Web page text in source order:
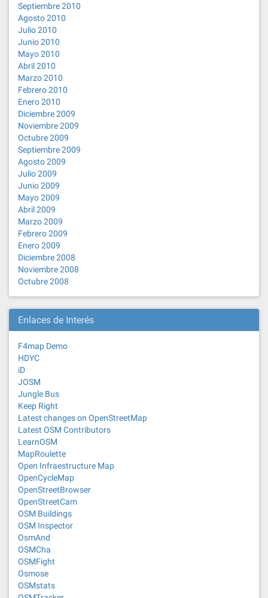
Septiembre 2010
Agosto 2010
Julio 2010
Junio 2010
Mayo 2010
Abril 2010
Marzo 2010
Febrero 2010
Enero 2010
Diciembre 2009
Noviembre 2009
Octubre 2009
Septiembre 2009
Agosto 2009
Julio 2009
Junio 2009
Mayo 2009
Abril 2009
Marzo 2009
Febrero 2009
Enero 2009
Diciembre 2008
Noviembre 2008
Octubre 2008
Enlaces de Interés
F4map Demo
HDYC
iD
JOSM
Jungle Bus
Keep Right
Latest changes on OpenStreetMap
Latest OSM Contributors
LearnOSM
MapRoulette
Open Infraestructure Map
OpenCycleMap
OpenStreetBrowser
OpenStreetCam
OSM Buildings
OSM Inspector
OsmAnd
OSMCha
OSMFight
Osmose
OSMstats